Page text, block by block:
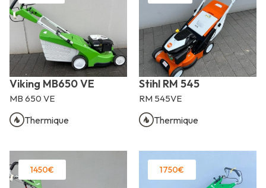
Viking MB650 VE
MB 650 VE
Thermique
Stihl RM 545
RM 545VE
Thermique
1450€ 1750€